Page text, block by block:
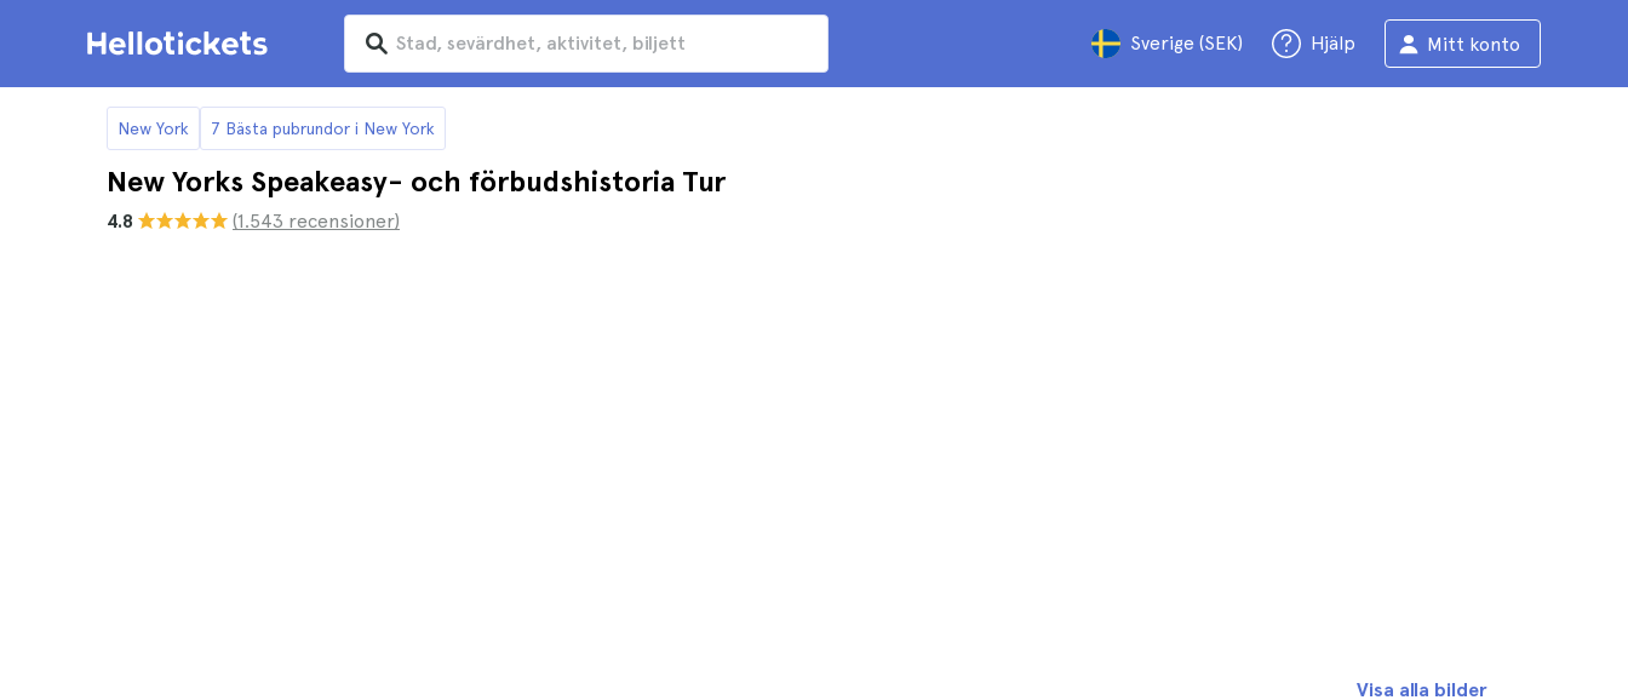
Sverige (SEK) Hjälp Mitt konto
New York 7 Bästa pubrundor i New York
New Yorks Speakeasy- och förbudshistoria Tur
4.8 (1.543 recensioner)
Visa alla bilder